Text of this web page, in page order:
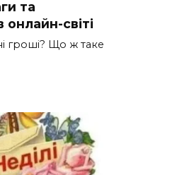
та
світі
гроші? Що ж таке